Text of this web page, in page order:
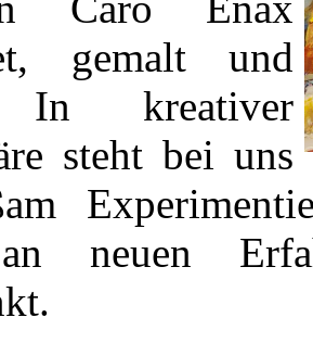
gemalt und
In kreativer
steht bei uns
neuen